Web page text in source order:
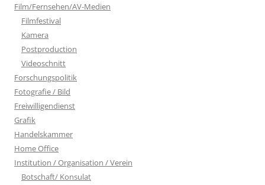
Film/Fernsehen/AV-Medien
Filmfestival
Kamera
Postproduction
Videoschnitt
Forschungspolitik
Fotografie / Bild
Freiwilligendienst
Grafik
Handelskammer
Home Office
Institution / Organisation / Verein
Botschaft/ Konsulat